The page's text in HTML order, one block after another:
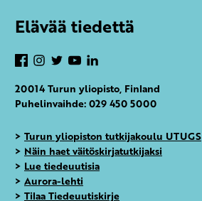
Elävää tiedettä
Facebook
Instagram
TwitterYouTube
20014 Turun yliopisto, Finland
Puhelinvaihde: 029 450 5000
> Turun yliopiston tutkijakoulu UTUGS
> Näin haet väitöskirjatutkijaksi
> Lue tiedeuutisia
> Aurora-lehti
> Tilaa Tiedeuutiskirje